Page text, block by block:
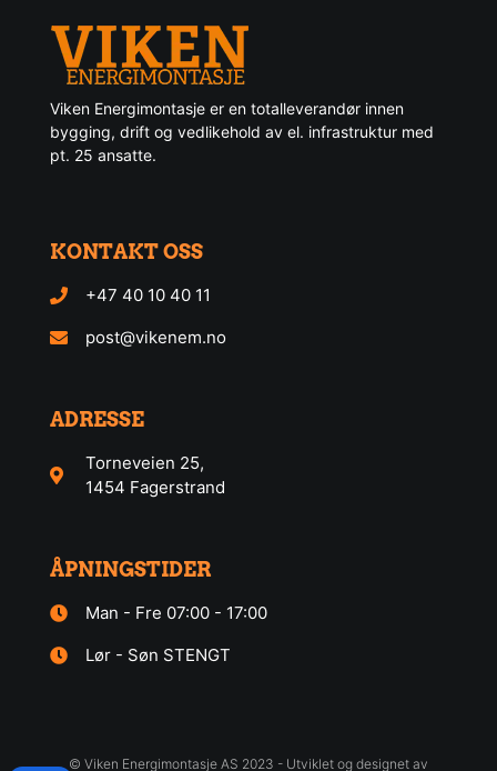
Viken Energimontasje er en totalleverandør innen
bygging, drift og vedlikehold av el. infrastruktur med
pt. 25 ansatte.
KONTAKT OSS
+47 40 10 40 11
post@vikenem.no
ADRESSE
Torneveien 25,
1454 Fagerstrand
ÅPNINGSTIDER
Man - Fre 07:00 - 17:00
Lør - Søn STENGT
© Viken Energimontasje AS 2023 - Utviklet og designet av
Denne nettsiden bruker cookies
Vi bruker informasjonskapsler for å forbedre
brukeropplevelsen på nettstedet vårt og for personlig
Avvis alle cookies
LES MER